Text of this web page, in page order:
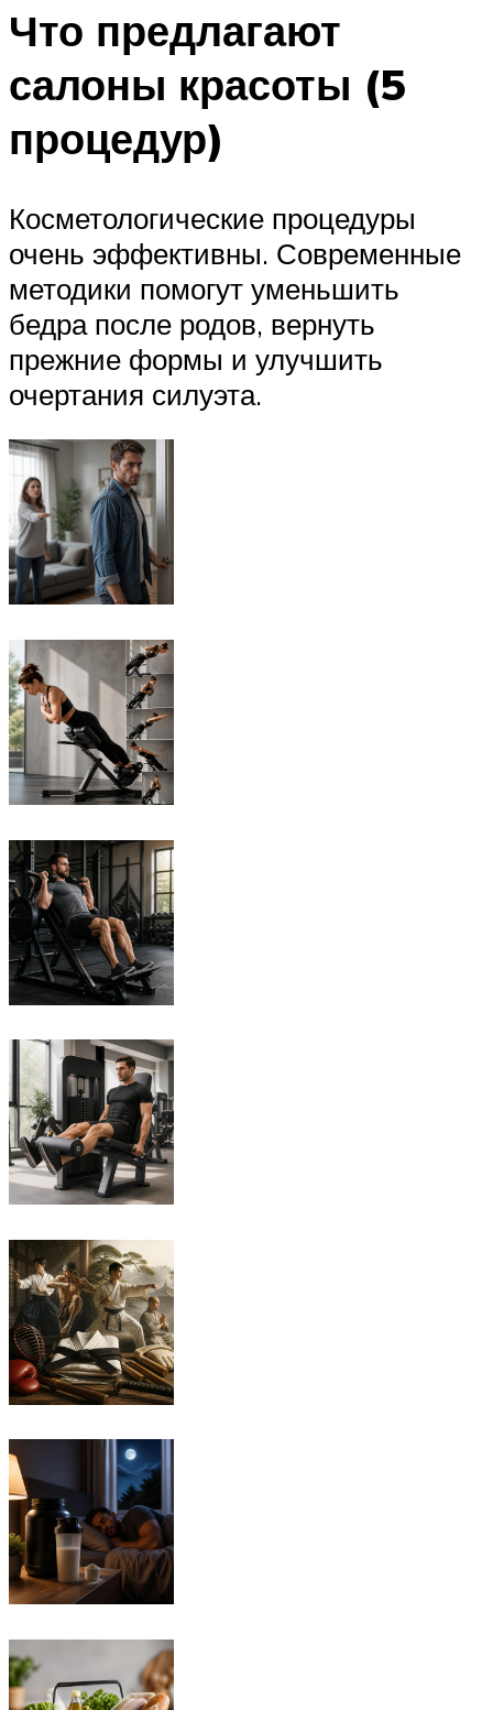
Что предлагают
салоны красоты (5
процедур)
Косметологические процедуры
очень эффективны. Современные
методики помогут уменьшить
бедра после родов, вернуть
прежние формы и улучшить
очертания силуэта.